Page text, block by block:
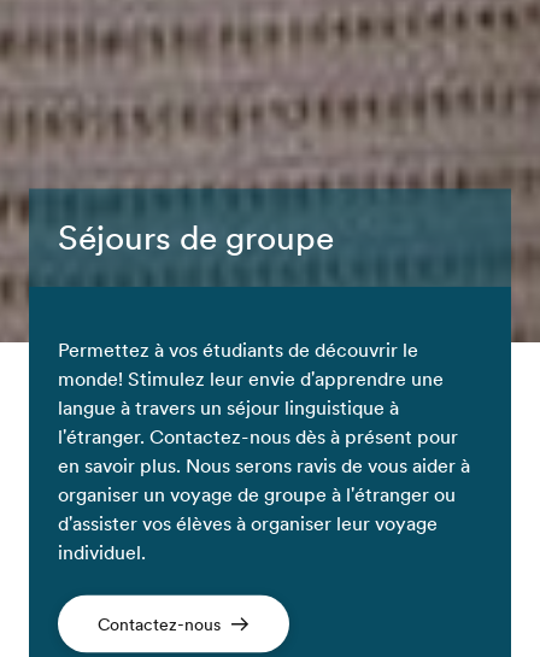
Séjours de groupe
Permettez à vos étudiants de découvrir le
monde! Stimulez leur envie d'apprendre une
langue à travers un séjour linguistique à
l'étranger. Contactez-nous dès à présent pour
en savoir plus. Nous serons ravis de vous aider à
organiser un voyage de groupe à l'étranger ou
d'assister vos élèves à organiser leur voyage
individuel.
Contactez-nous